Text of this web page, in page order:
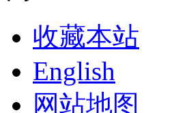
收藏本站
English
网站地图